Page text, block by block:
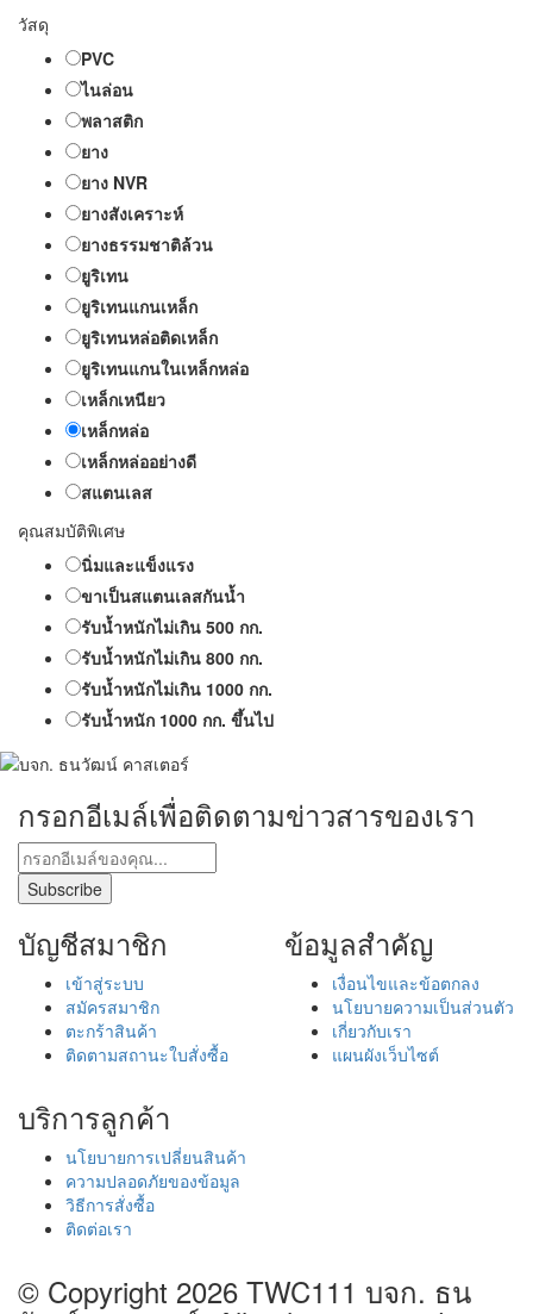
วัสดุ
PVC
ไนล่อน
พลาสติก
ยาง
ยาง NVR
ยางสังเคราะห์
ยางธรรมชาติล้วน
ยูริเทน
ยูริเทนแกนเหล็ก
ยูริเทนหล่อติดเหล็ก
ยูริเทนแกนในเหล็กหล่อ
เหล็กเหนียว
เหล็กหล่อ
เหล็กหล่ออย่างดี
สแตนเลส
คุณสมบัติพิเศษ
นิ่มและแข็งแรง
ขาเป็นสแตนเลสกันน้ำ
รับน้ำหนักไม่เกิน 500 กก.
รับน้ำหนักไม่เกิน 800 กก.
รับน้ำหนักไม่เกิน 1000 กก.
รับน้ำหนัก 1000 กก. ขึ้นไป
กรอกอีเมล์เพื่อติดตามข่าวสารของเรา
บัญชีสมาชิก
เข้าสู่ระบบ
สมัครสมาชิก
ตะกร้าสินค้า
ติดตามสถานะใบสั่งซื้อ
ข้อมูลสำคัญ
เงื่อนไขและข้อตกลง
นโยบายความเป็นส่วนตัว
เกี่ยวกับเรา
แผนผังเว็บไซต์
บริการลูกค้า
นโยบายการเปลี่ยนสินค้า
ความปลอดภัยของข้อมูล
วิธีการสั่งซื้อ
ติดต่อเรา
© Copyright 2026 TWC111 บจก. ธน